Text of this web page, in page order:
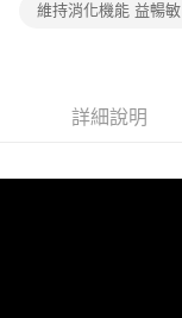
維持消化機能 益暢敏
詳細說明